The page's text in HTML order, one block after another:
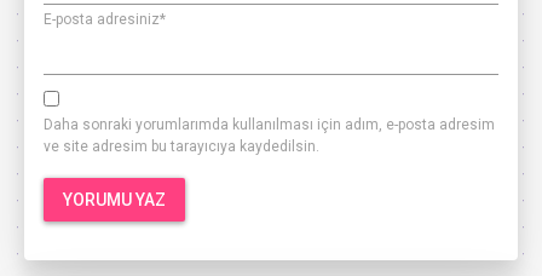
E-posta adresiniz*
Daha sonraki yorumlarımda kullanılması için adım, e-posta adresim
ve site adresim bu tarayıcıya kaydedilsin.